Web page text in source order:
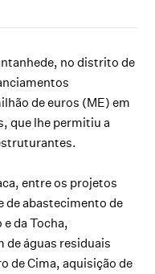
no distrito de
de euros (ME) em
que lhe permitiu a
entre os projetos
de abastecimento de
e da Tocha,
de águas residuais
de Cima, aquisição de